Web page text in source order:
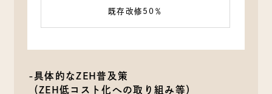
既存改修50％
-具体的なZEH普及策
（ZEH低コスト化への取り組み等）